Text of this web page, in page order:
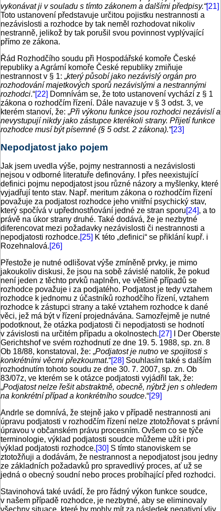
vykonávat ji v souladu s tímto zákonem a dalšími předpisy.“[21]
Toto ustanovení představuje určitou pojistku nestrannosti a
nezávislosti a rozhodce by tak neměl rozhodovat nikoliv
nestranně, jelikož by tak porušil svou povinnost vyplývající
přímo ze zákona.
Řád Rozhodčího soudu při Hospodářské komoře České
republiky a Agrární komoře České republiky zmiňuje
nestrannost v § 1: „který působí jako nezávislý orgán pro
rozhodování majetkových sporů nezávislými a nestrannými
rozhodci.“[22] Domnívám se, že toto ustanovení vychází z § 1
zákona o rozhodčím řízení. Dále navazuje v § 3 odst. 3, ve
kterém stanoví, že: „Při výkonu funkce jsou rozhodci nezávislí a
nevystupují nikdy jako zástupce kterékoli strany. Přijetí funkce
rozhodce musí být písemné (§ 5 odst. 2 zákona).“[23]
Nepodjatost jako pojem
Jak jsem uvedla výše, pojmy nestrannosti a nezávislosti
nejsou v odborné literatuře definovány. I přes neexistující
definici pojmu nepodjatost jsou různé názory a myšlenky, které
vyjadřují tento stav. Např. meritum zákona o rozhodčím řízení
považuje za podjatost rozhodce jeho vnitřní psychický stav,
který spočívá v upřednostňování jedné ze stran sporu[24], a to
právě na úkor strany druhé. Také dodává, že je nezbytné
diferencovat mezi požadavky nezávislosti či nestrannosti a
nepodjatosti rozhodce.[25] K této „definici“ se přiklání kupř. i
Rozehnalová.[26]
Přestože je nutné odlišovat výše zmíněně prvky, je mimo
jakoukoliv diskusi, že jsou na sobě závislé natolik, že pokud
není jeden z těchto prvků naplněn, ve většině případů se
rozhodce považuje i za podjatého. Podjatost je tedy vztahem
rozhodce k jednomu z účastníků rozhodčího řízení, vztahem
rozhodce k zástupci strany a také vztahem rozhodce k dané
věci, jež má být v řízení projednávána. Samozřejmě je nutné
podotknout, že otázka podjatosti či nepodjatosti se hodnotí
v závislosti na určitém případu a okolnostech.[27]
I Der Oberste
Gerichtshof ve svém rozhodnutí ze dne 19. 5. 1988, sp. zn. 8
Ob 18/88, konstatoval, že: „Podjatost je nutno ve spojitosti s
konkrétními věcmi přezkoumat.“[28] Souhlasím také s dalším
rozhodnutím tohoto soudu ze dne 30. 7. 2007, sp. zn. Ob
83/07z, ve kterém se k otázce podjatosti vyjádřil tak, že:
„Podjatost nelze řešit abstraktně, obecně, nýbrž jen s ohledem
na konkrétní případ a konkrétního soudce.“[29]
Andrle se domnívá, že stejně jako v případě nestrannosti ani
úpravu podjatosti v rozhodčím řízení nelze ztotožňovat s právní
úpravou v občanském právu procesním. Ovšem co se týče
terminologie, výklad podjatosti soudce můžeme užít i pro
výklad podjatosti rozhodce.[30] S tímto stanoviskem se
ztotožňuji a dodávám, že nestrannost a nepodjatost jsou jedny
ze základních požadavků pro spravedlivý proces, ať už se
jedná o obecný soudní nebo proces probíhající před rozhodci.
Stavinohová také uvádí, že pro řádný výkon funkce soudce,
v našem případě rozhodce, je nezbytné, aby se eliminovaly